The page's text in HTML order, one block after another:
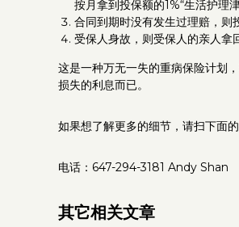
按月拿到投保额的1%“生活护理
合同到期时没有发生过理赔，则
受保人身故，则受保人的亲人拿
这是一种万无一失的重病保险计划
损失的利息而已。
如果想了解更多的细节，请扫下面的
电话：647-294-3181 Andy Shan
其它相关文章